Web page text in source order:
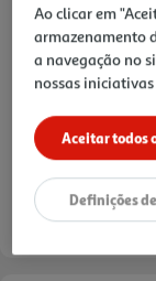
Ao clicar em
armazenamento
a navegação no
nossas
Aceitar todos
Definições